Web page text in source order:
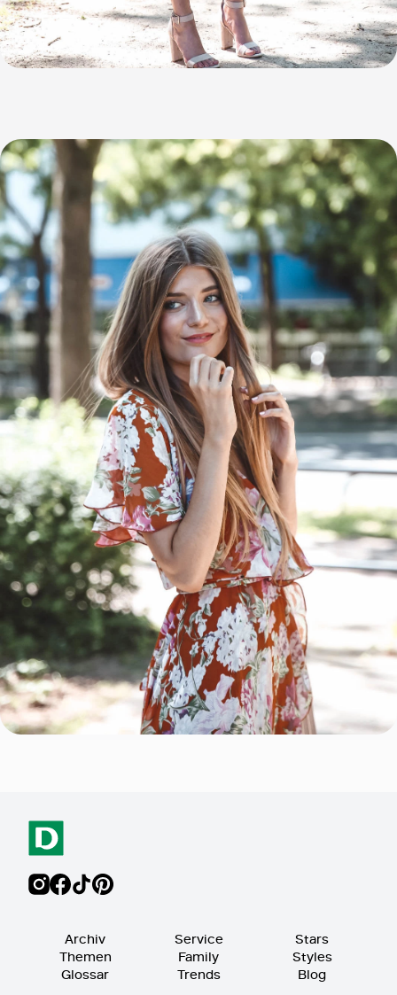
Archiv
Themen
Glossar
Service
Family
Trends
Stars
Styles
Blog